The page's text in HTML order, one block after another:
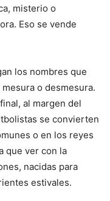
misterio o
Eso se vende
los nombres que
o desmesura.
al margen del
se convierten
o en los reyes
que ver con la
nacidas para
estivales.